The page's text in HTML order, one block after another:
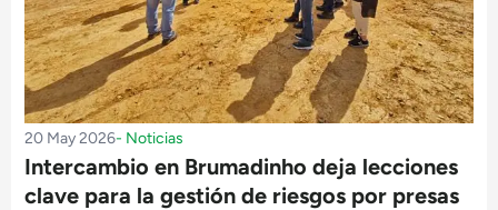
20 May 2026- Noticias
Intercambio en Brumadinho deja lecciones
clave para la gestión de riesgos por presas